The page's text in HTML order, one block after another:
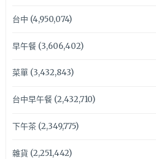
台中 (4,950,074)
早午餐(3,606,402)
菜單(3,432,843)
台中早午餐(2,432,710)
下午茶(2,349,775)
雜貨 (2,251,442)